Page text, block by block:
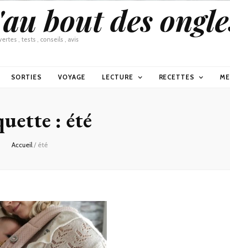
bout des
, tests , conseils , avis
SORTIES VOYAGE LECTURE RECETTES
: été
Accueil/ été